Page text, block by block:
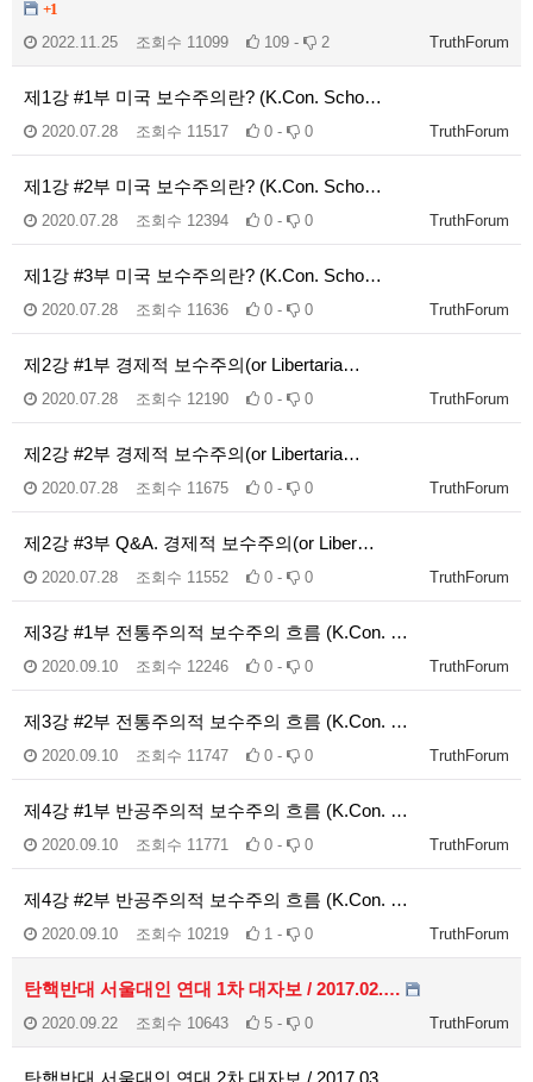
+1
TruthForum
2022.11.25 조회수 11099 109 - 2
제1강 #1부 미국 보수주의란? (K.Con. Scho…
TruthForum
2020.07.28 조회수 11517 0 - 0
제1강 #2부 미국 보수주의란? (K.Con. Scho…
TruthForum
2020.07.28 조회수 12394 0 - 0
제1강 #3부 미국 보수주의란? (K.Con. Scho…
TruthForum
2020.07.28 조회수 11636 0 - 0
제2강 #1부 경제적 보수주의(or Libertaria…
TruthForum
2020.07.28 조회수 12190 0 - 0
제2강 #2부 경제적 보수주의(or Libertaria…
TruthForum
2020.07.28 조회수 11675 0 - 0
제2강 #3부 Q&A. 경제적 보수주의(or Liber…
TruthForum
2020.07.28 조회수 11552 0 - 0
제3강 #1부 전통주의적 보수주의 흐름 (K.Con. …
TruthForum
2020.09.10 조회수 12246 0 - 0
제3강 #2부 전통주의적 보수주의 흐름 (K.Con. …
TruthForum
2020.09.10 조회수 11747 0 - 0
제4강 #1부 반공주의적 보수주의 흐름 (K.Con. …
TruthForum
2020.09.10 조회수 11771 0 - 0
제4강 #2부 반공주의적 보수주의 흐름 (K.Con. …
TruthForum
2020.09.10 조회수 10219 1 - 0
탄핵반대 서울대인 연대 1차 대자보 / 2017.02.…
TruthForum
2020.09.22 조회수 10643 5 - 0
탄핵반대 서울대인 연대 2차 대자보 / 2017.03.…